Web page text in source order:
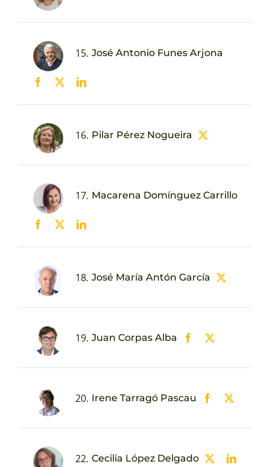
15. José Antonio Funes Arjona
16. Pilar Pérez Nogueira
17. Macarena Domínguez Carrillo
18. José María Antón García
19. Juan Corpas Alba
20. Irene Tarragó Pascau
22. Cecilia López Delgado